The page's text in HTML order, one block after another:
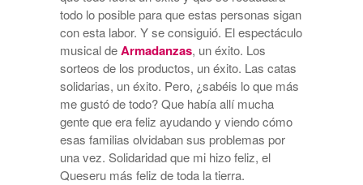
todo lo posible para que estas personas sigan
con esta labor. Y se consiguió. El espectáculo
musical deArmadanzas, un éxito. Los
sorteos de los productos, un éxito. Las catas
solidarias, un éxito. Pero, ¿sabéis lo que más
me gustó de todo? Que había allí mucha
gente que era feliz ayudando y viendo cómo
esas familias olvidaban sus problemas por
una vez. Solidaridad que mi hizo feliz, el
Queseru más feliz de toda la tierra.